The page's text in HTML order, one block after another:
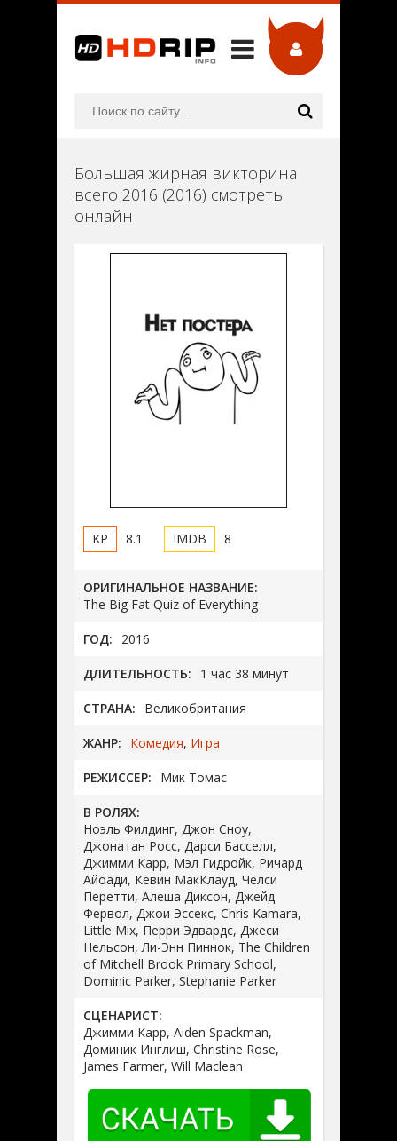
Большая жирная викторина
всего 2016 (2016) смотреть
онлайн
8.1 8
ОРИГИНАЛЬНОЕ НАЗВАНИЕ:
The Big Fat Quiz of Everything
ГОД: 2016
ДЛИТЕЛЬНОСТЬ: 1 час 38 минут
СТРАНА: Великобритания
ЖАНР: Комедия, Игра
РЕЖИССЕР: Мик Томас
В РОЛЯХ:
Ноэль Филдинг, Джон Сноу,
Джонатан Росс, Дарси Басселл,
Джимми Карр, Мэл Гидройк, Ричард
Айоади, Кевин МакКлауд, Челси
Перетти, Алеша Диксон, Джейд
Фервол, Джои Эссекс, Chris Kamara,
Little Mix, Перри Эдвардс, Джеси
Нельсон, Ли-Энн Пиннок, The Children
of Mitchell Brook Primary School,
Dominic Parker, Stephanie Parker
СЦЕНАРИСТ:
Джимми Карр, Aiden Spackman,
Доминик Инглиш, Christine Rose,
James Farmer, Will Maclean